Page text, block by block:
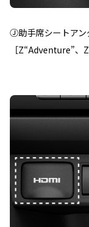
Ⓙ助手席シートアン
［Z“Adventure”、